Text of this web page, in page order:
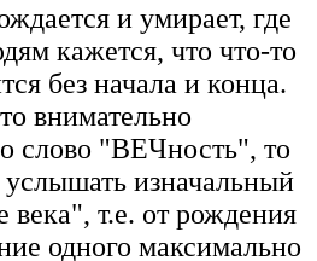
и умирает, где
кажется, что что-то
без начала и конца.
внимательно
слово "ВЕЧность", то
изначальный
века", т.е. от рождения
одного максимально